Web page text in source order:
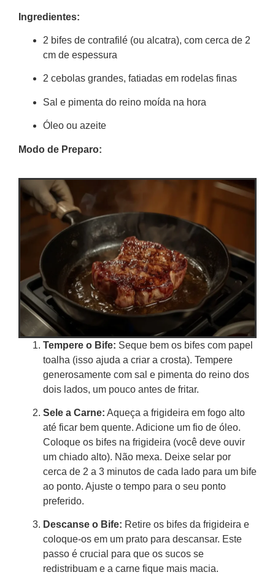
Ingredientes:
2 bifes de contrafilé (ou alcatra), com cerca de 2
cm de espessura
2 cebolas grandes, fatiadas em rodelas finas
Sal e pimenta do reino moída na hora
Óleo ou azeite
Modo de Preparo:
Tempere o Bife: Seque bem os bifes com papel
toalha (isso ajuda a criar a crosta). Tempere
generosamente com sal e pimenta do reino dos
dois lados, um pouco antes de fritar.
Sele a Carne: Aqueça a frigideira em fogo alto
até ficar bem quente. Adicione um fio de óleo.
Coloque os bifes na frigideira (você deve ouvir
um chiado alto). Não mexa. Deixe selar por
cerca de 2 a 3 minutos de cada lado para um bife
ao ponto. Ajuste o tempo para o seu ponto
preferido.
Descanse o Bife: Retire os bifes da frigideira e
coloque-os em um prato para descansar. Este
passo é crucial para que os sucos se
redistribuam e a carne fique mais macia.